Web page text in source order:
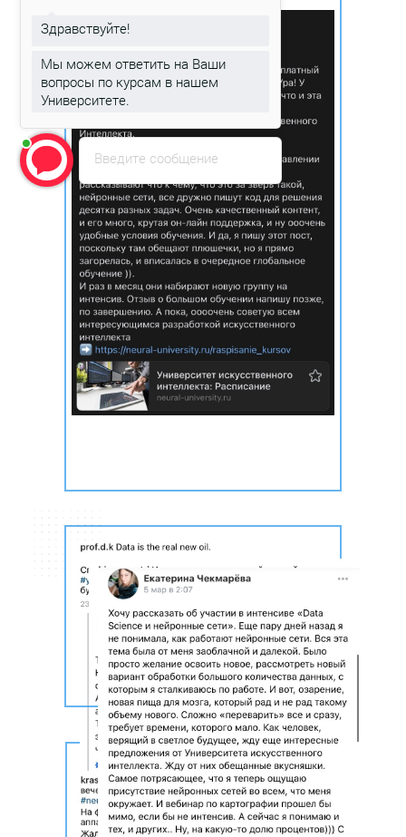
Введите сообщение
Здравствуйте!
Мы можем ответить на Ваши
вопросы по курсам в нашем
Университете.